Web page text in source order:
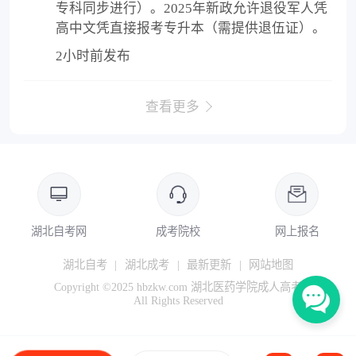
专科同步进行）。2025年新政允许退役军人凭
高中文凭直接报考专升本（需提供退伍证）。
2小时前发布
查看更多
湖北自考网 成考院校 网上报名
湖北自考 | 湖北成考 | 最新更新 |
网站地图
Copyright ©2025 hbzkw.com 湖北医药学院成人高考
All Rights Reserved